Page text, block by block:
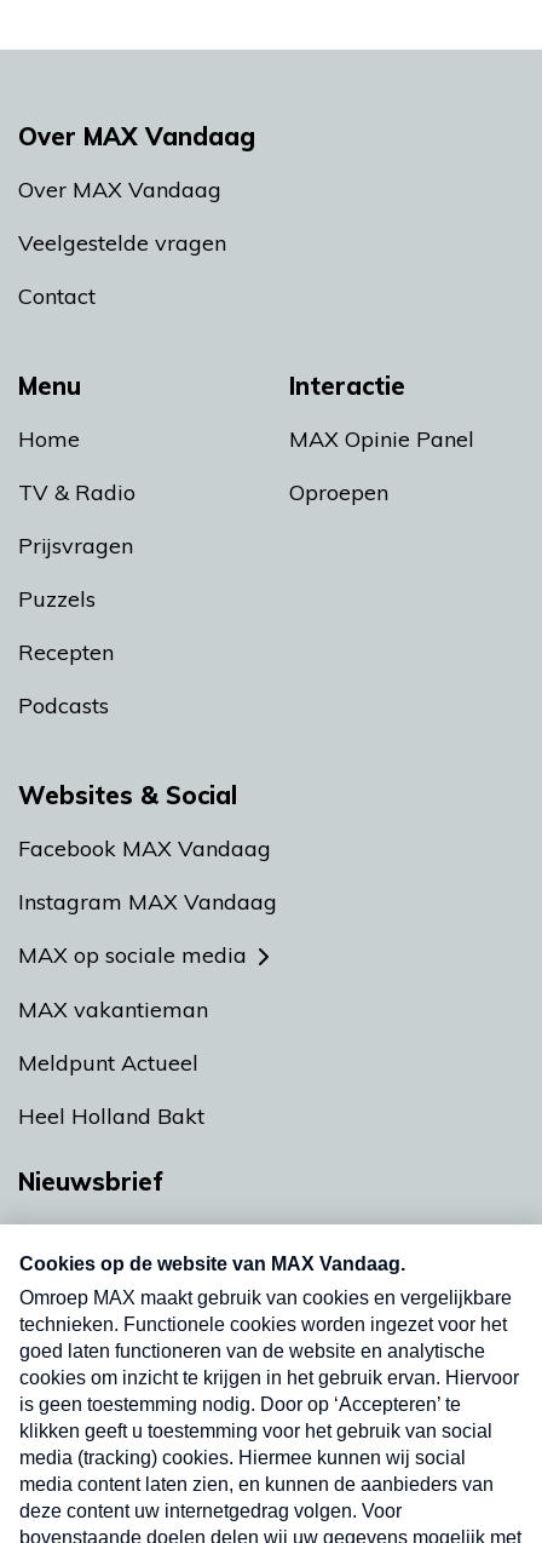
Menu
Home
TV & Radio
Prijsvragen
Puzzels
Recepten
Podcasts
Interactie
MAX Opinie Panel
Oproepen
Over MAX Vandaag
Over MAX Vandaag
Veelgestelde vragen
Contact
Websites & Social
Facebook MAX Vandaag
Instagram MAX Vandaag
MAX op sociale media
MAX vakantieman
Meldpunt Actueel
Heel Holland Bakt
Nieuwsbrief
nieuwsbrief. Elke vrijdag- en dinsdagochtend in
uw mailbox.
Verzend